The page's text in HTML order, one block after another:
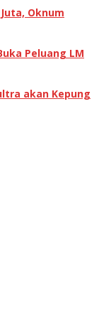
Oknum
Peluang LM
akan Kepung